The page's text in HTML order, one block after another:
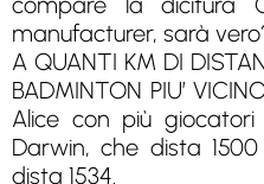
manufacturer, sarà
A QUANTI KM DI
BADMINTON PIU’
Alice con più
Darwin, che dista
dista 1534.